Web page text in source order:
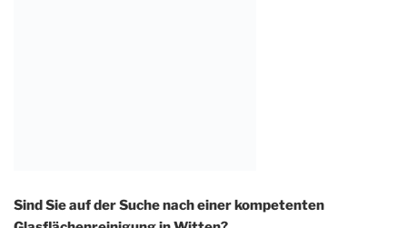
Sind Sie auf der Suche nach einer kompetenten